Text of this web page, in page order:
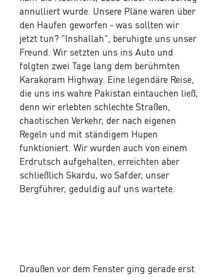
annulliert wurde. Unsere Pläne waren über
den Haufen geworfen - was sollten wir
jetzt tun? "Inshallah", beruhigte uns unser
Freund. Wir setzten uns ins Auto und
folgten zwei Tage lang dem berühmten
Karakoram Highway. Eine legendäre Reise,
die uns ins wahre Pakistan eintauchen ließ,
denn wir erlebten schlechte Straßen,
chaotischen Verkehr, der nach eigenen
Regeln und mit ständigem Hupen
funktioniert. Wir wurden auch von einem
Erdrutsch aufgehalten, erreichten aber
schließlich Skardu, wo Safder, unser
Bergführer, geduldig auf uns wartete.
Draußen vor dem Fenster ging gerade erst